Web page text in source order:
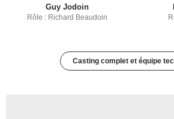
Guy Jodoin
Rôle : Richard Beaudoin
Casting complet et équipe